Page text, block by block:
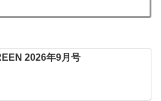
2026年9月号